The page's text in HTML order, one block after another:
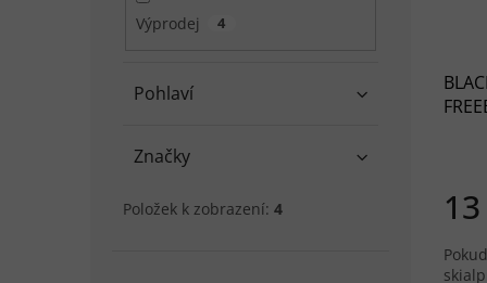
Výprodej 4
Značky
Pohlaví
Položek k zobrazení: 4